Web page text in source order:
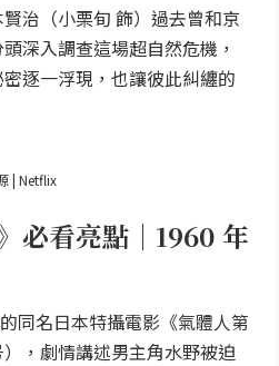
治（小栗旬 飾）過去曾和京
深入調查這場超自然危機，
逐一浮現，也讓彼此糾纏的
| Netflix
必看亮點｜1960 年
同名日本特攝電影《氣體人第
，劇情講述男主角水野被迫